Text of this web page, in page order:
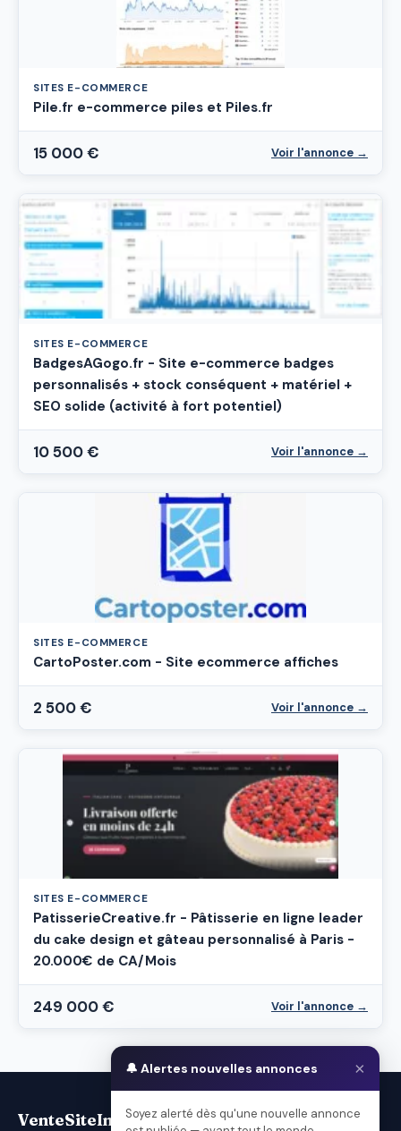
SITES E-COMMERCE
Pile.fr e-commerce piles et Piles.fr
15 000 € Voir l'annonce →
SITES E-COMMERCE
BadgesAGogo.fr - Site e-commerce badges
personnalisés + stock conséquent + matériel +
SEO solide (activité à fort potentiel)
10 500 € Voir l'annonce →
SITES E-COMMERCE
CartoPoster.com - Site ecommerce affiches
2 500 € Voir l'annonce →
SITES E-COMMERCE
PatisserieCreative.fr - Pâtisserie en ligne leader
du cake design et gâteau personnalisé à Paris -
20.000€ de CA/Mois
249 000 € Voir l'annonce →
🔔 Alertes nouvelles annonces ×
Soyez alerté dès qu'une nouvelle annonce
VenteSiteInternet.com